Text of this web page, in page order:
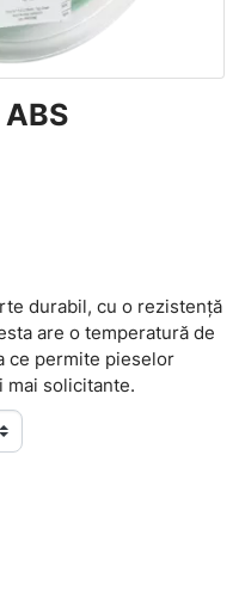
durabil, cu o rezistență
are o temperatură de
ce permite pieselor
mai solicitante.